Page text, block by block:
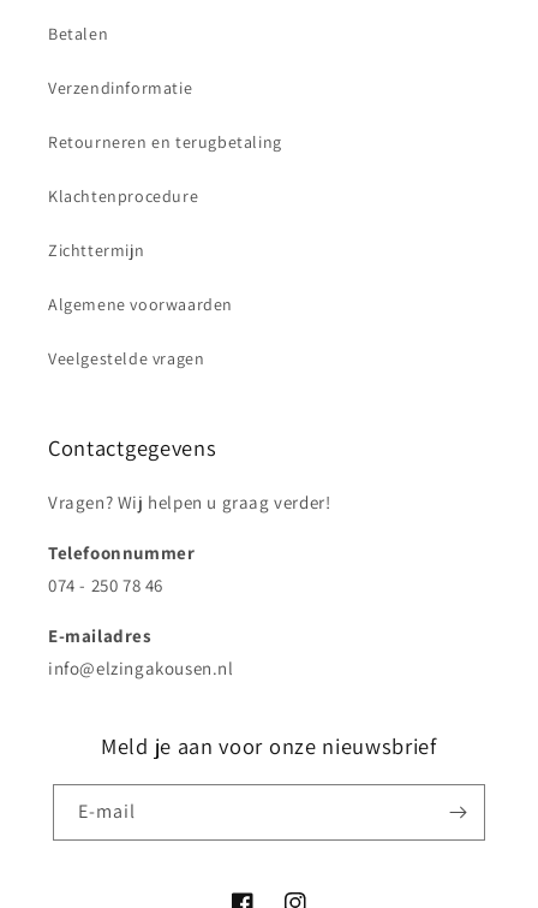
Betalen
Verzendinformatie
Retourneren en terugbetaling
Klachtenprocedure
Zichttermijn
Algemene voorwaarden
Veelgestelde vragen
Contactgegevens
Vragen? Wij helpen u graag verder!
Telefoonnummer
074 - 250 78 46
E-mailadres
info@elzingakousen.nl
Meld je aan voor onze nieuwsbrief
E‑mail